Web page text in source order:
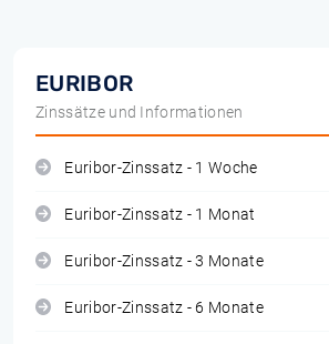
EURIBOR
Zinssätze und Informationen
Euribor-Zinssatz - 1 Woche
Euribor-Zinssatz - 1 Monat
Euribor-Zinssatz - 3 Monate
Euribor-Zinssatz - 6 Monate